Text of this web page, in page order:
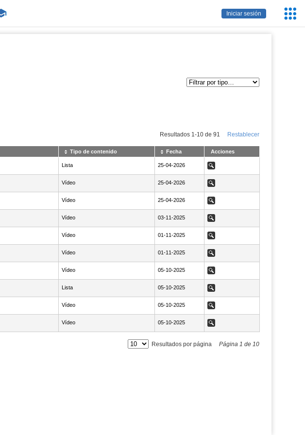
Iniciar sesión
Resultados 1 -10de 91 Restablecer
Tipo de contenido Fecha Acciones
Lista NaN25-04-2026
25-04-2026 Ver
Vídeo NaN25-04-2026
25-04-2026 Ver
Vídeo NaN25-04-2026
25-04-2026 Ver
Vídeo NaN03-11-2025
03-11-2025 Ver
Vídeo NaN01-11-2025
01-11-2025 Ver
Vídeo NaN01-11-2025
01-11-2025 Ver
Vídeo NaN05-10-2025
05-10-2025 Ver
Lista NaN05-10-2025
05-10-2025 Ver
Vídeo NaN05-10-2025
05-10-2025 Ver
Vídeo NaN05-10-2025
05-10-2025 Ver
Resultados por página Página 1 de 10